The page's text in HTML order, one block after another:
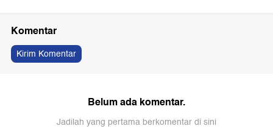
Komentar
Kirim Komentar
Belum ada komentar.
Jadilah yang pertama berkomentar di sini